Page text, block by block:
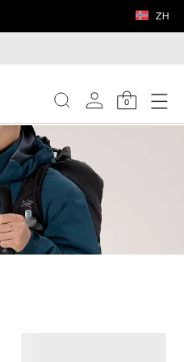
ZH
男士
合条件的商品可退换货。
0